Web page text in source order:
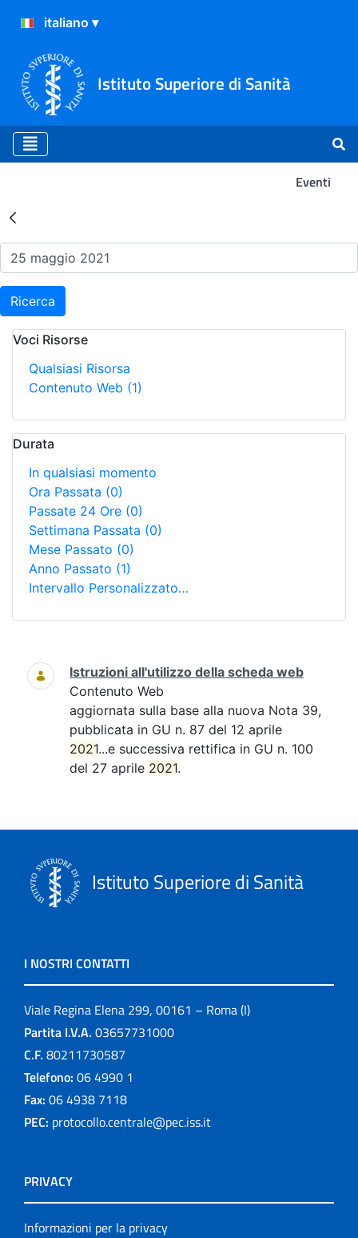
Istituto Superiore di Sanità
Eventi
Risultati della Ricerca -
Ricerca
Voci Risorse
Qualsiasi Risorsa
Contenuto Web (1)
Durata
In qualsiasi momento
Ora Passata (0)
Passate 24 Ore (0)
Settimana Passata (0)
Mese Passato (0)
Anno Passato (1)
Intervallo Personalizzato…
Ricerca
Istruzioni all'utilizzo della scheda web
Contenuto Web
aggiornata sulla base alla nuova Nota 39,
pubblicata in GU n. 87 del 12 aprile
2021...e successiva rettifica in GU n. 100
del 27 aprile 2021.
Istituto Superiore di Sanità
I NOSTRI CONTATTI
Viale Regina Elena 299, 00161 – Roma (I)
Partita I.V.A. 03657731000
C.F. 80211730587
Telefono: 06 4990 1
Fax: 06 4938 7118
PEC: protocollo.centrale@pec.iss.it
PRIVACY
Informazioni per la privacy